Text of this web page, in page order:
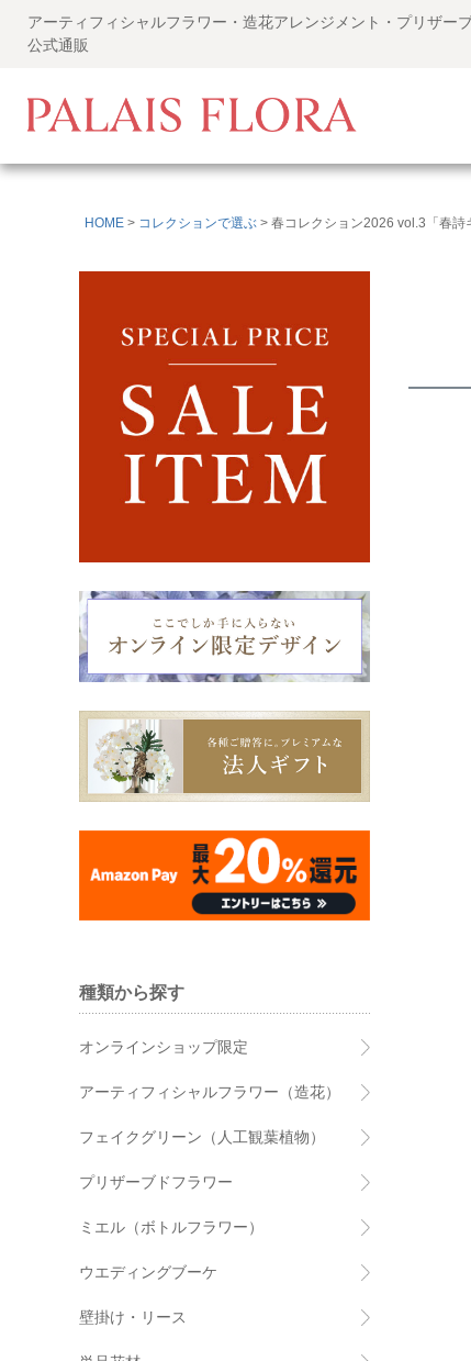
アーティフィシャルフラワー・造花アレンジメント・プリザー
公式通販
HOME コレクションで選ぶ 春コレクション2026 vol.3「春詩
種類から探す
オンラインショップ限定
アーティフィシャルフラワー（造花）
フェイクグリーン（人工観葉植物）
プリザーブドフラワー
ミエル（ボトルフラワー）
ウエディングブーケ
壁掛け・リース